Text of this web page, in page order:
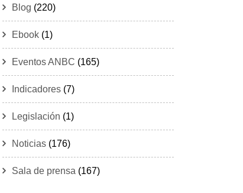
Blog (220)
Ebook (1)
Eventos ANBC (165)
Indicadores (7)
Legislación (1)
Noticias (176)
Sala de prensa (167)